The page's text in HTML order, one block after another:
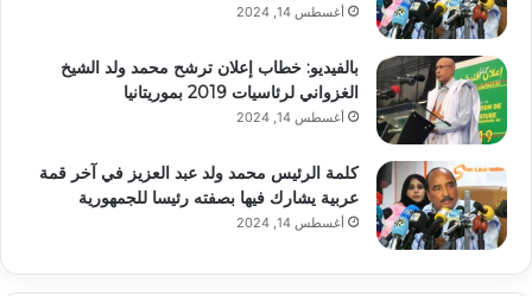
أغسطس 14, 2024
بالفيديو: خطاب إعلان ترشح محمد ولد الشيخ
الغزواني لرئاسيات 2019 بموريتانيا
أغسطس 14, 2024
كلمة الرئيس محمد ولد عبد العزيز في آخر قمة
عربية يشارك فيها بصفته رئيسا للجمهورية
أغسطس 14, 2024